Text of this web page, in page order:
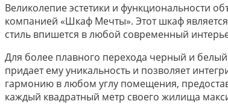
Великолепие эстетики и функциональности
компанией «Шкаф Мечты». Этот шкаф
стиль впишется в любой современный
Для более плавного перехода черный и
придает ему уникальность и позволяет
гармонию в любом углу помещения,
каждый квадратный метр своего жилища